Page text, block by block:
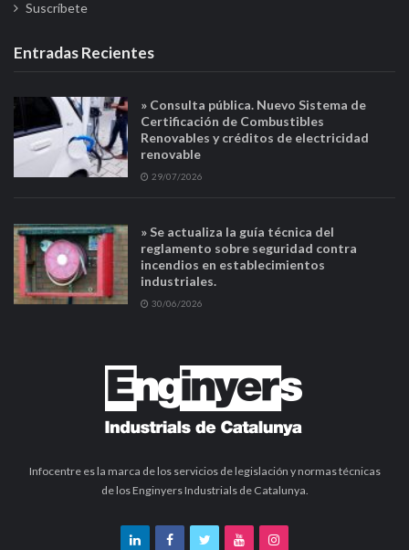
Suscríbete
Entradas Recientes
» Consulta pública. Nuevo Sistema de
Certificación de Combustibles
Renovables y créditos de electricidad
renovable
29/07/2026
» Se actualiza la guía técnica del
reglamento sobre seguridad contra
incendios en establecimientos
industriales.
30/06/2026
Infocentre es la marca de los servicios de legislación y normas técnicas
de los Enginyers Industrials de Catalunya.